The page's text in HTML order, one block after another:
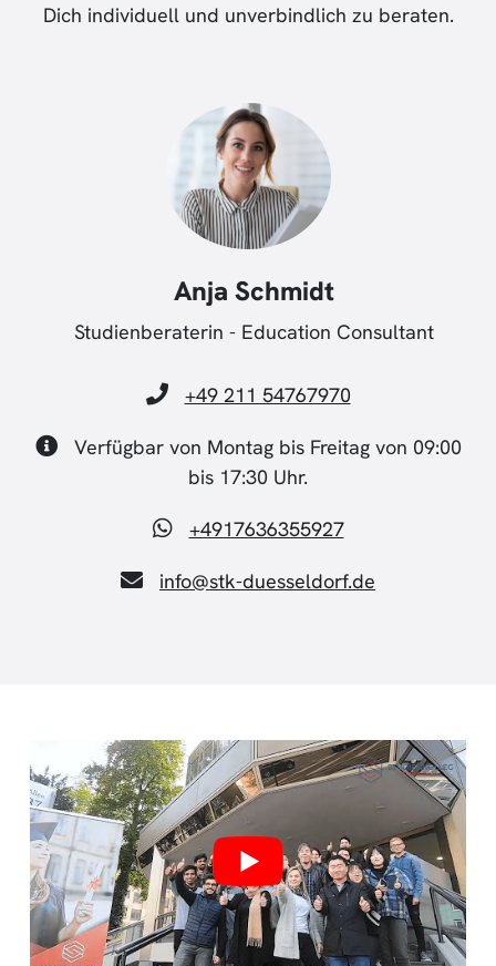
Dich individuell und unverbindlich zu beraten.
Anja Schmidt
Studienberaterin - Education Consultant
+49 211 54767970
Verfügbar von Montag bis Freitag von 09:00
bis 17:30 Uhr.
+4917636355927
info@stk-duesseldorf.de